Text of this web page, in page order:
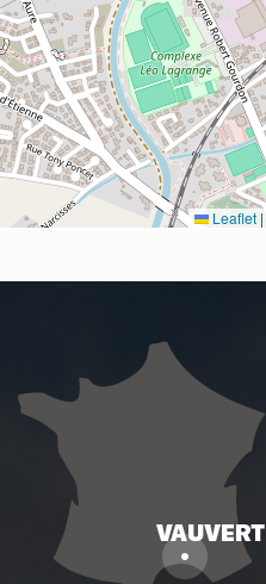
Leaflet |